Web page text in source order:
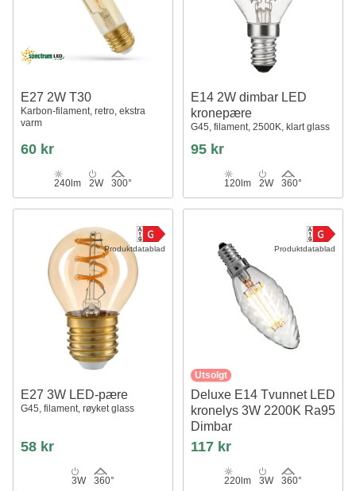
E27 2W T30
Karbon-filament, retro, ekstra
varm
60 kr
240lm 2W 300°
E14 2W dimbar LED
kronepære
G45, filament, 2500K, klart glass
95 kr
120lm 2W 360°
Produktdatablad
E27 3W LED-pære
G45, filament, røyket glass
58 kr
3W 360°
Produktdatablad
Utsolgt
Deluxe E14 Tvunnet LED
kronelys 3W 2200K Ra95
Dimbar
117 kr
220lm 3W 360°